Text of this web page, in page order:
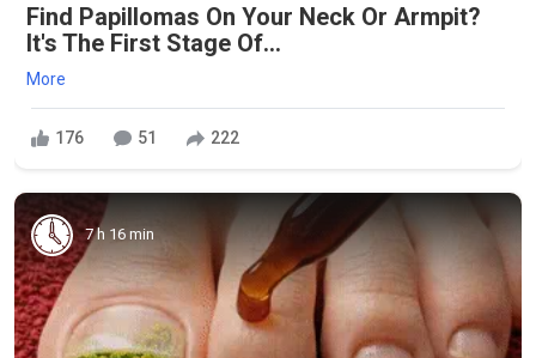
Find Papillomas On Your Neck Or Armpit?
It's The First Stage Of...
More
176 51 222
7 h 16 min